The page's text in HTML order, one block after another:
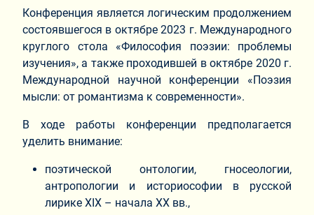
Конференция является логическим продолжением
состоявшегося в октябре 2023 г. Международного
круглого стола «Философия поэзии: проблемы
изучения», а также проходившей в октябре 2020 г.
Международной научной конференции «Поэзия
мысли: от романтизма к современности».
В ходе работы конференции предполагается
уделить внимание:
поэтической онтологии, гносеологии,
антропологии и историософии в русской
лирике XIX – начала XX вв.,